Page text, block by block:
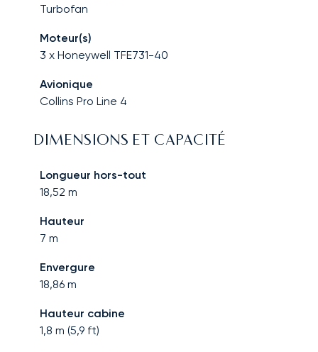
Turbofan
Moteur(s)
3 x Honeywell TFE731-40
Avionique
Collins Pro Line 4
DIMENSIONS ET CAPACITÉ
Longueur hors-tout
18,52 m
Hauteur
7 m
Envergure
18,86 m
Hauteur cabine
1,8 m (5,9 ft)